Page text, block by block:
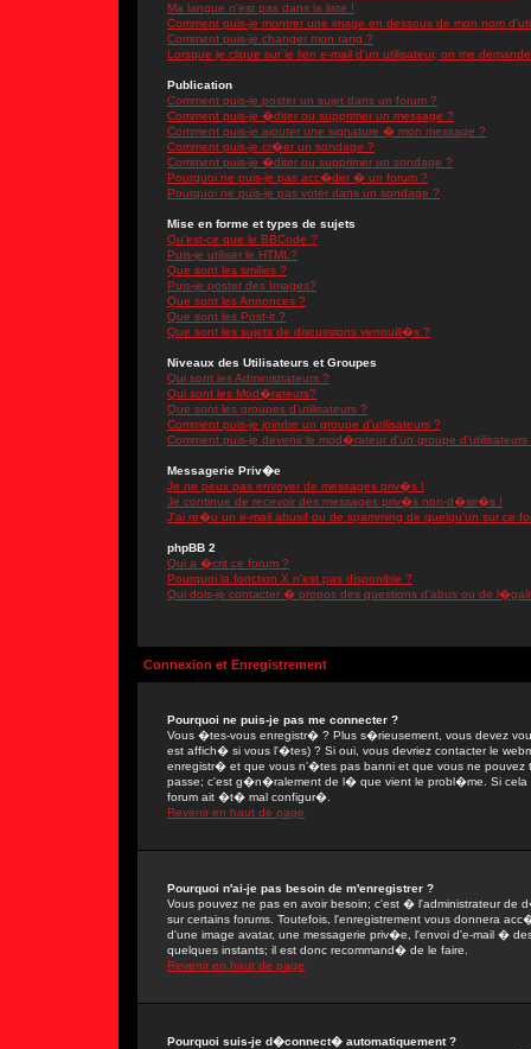
Ma langue n'est pas dans la liste !
Comment puis-je montrer une image en dessous de mon nom
Comment puis-je changer mon rang ?
Lorsque je clique sur le lien e-mail d'un utilisateur, on me
Publication
Comment puis-je poster un sujet dans un forum ?
Comment puis-je �diter ou supprimer un message ?
Comment puis-je ajouter une signature � mon message ?
Comment puis-je cr�er un sondage ?
Comment puis-je �diter ou supprimer un sondage ?
Pourquoi ne puis-je pas acc�der � un forum ?
Pourquoi ne puis-je pas voter dans un sondage ?
Mise en forme et types de sujets
Qu'est-ce que le BBCode ?
Puis-je utiliser le HTML?
Que sont les smilies ?
Puis-je poster des Images?
Que sont les Annonces ?
Que sont les Post-it ?
Que sont les sujets de discussions verrouill�s ?
Niveaux des Utilisateurs et Groupes
Qui sont les Administrateurs ?
Qui sont les Mod�rateurs?
Que sont les groupes d'utilisateurs ?
Comment puis-je joindre un groupe d'utilisateurs ?
Comment puis-je devenir le mod�rateur d'un groupe d'utilisateurs
Messagerie Priv�e
Je ne peux pas envoyer de messages priv�s !
Je continue de recevoir des messages priv�s non-d�sir�s !
J'ai re�u un e-mail abusif ou de spamming de quelqu'un sur ce
phpBB 2
Qui a �crit ce forum ?
Pourquoi la fonction X n'est pas disponible ?
Qui dois-je contacter � propos des questions d'abus ou de
Connexion et Enregistrement
Pourquoi ne puis-je pas me connecter ?
Vous �tes-vous enregistr� ? Plus s�rieusement, vous devez
est affich� si vous l'�tes) ? Si oui, vous devriez contacter le
enregistr� et que vous n'�tes pas banni et que vous ne pouvez
passe; c'est g�n�ralement de l� que vient le probl�me. Si cela
forum ait �t� mal configur�.
Revenir en haut de page
Pourquoi n'ai-je pas besoin de m'enregistrer ?
Vous pouvez ne pas en avoir besoin; c'est � l'administrateur de
sur certains forums. Toutefois, l'enregistrement vous donnera
d'une image avatar, une messagerie priv�e, l'envoi d'e-mail �
quelques instants; il est donc recommand� de le faire.
Revenir en haut de page
Pourquoi suis-je d�connect� automatiquement ?